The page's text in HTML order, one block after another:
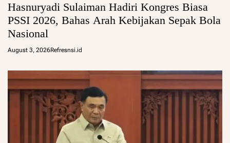
Hasnuryadi Sulaiman Hadiri Kongres Biasa
PSSI 2026, Bahas Arah Kebijakan Sepak Bola
Nasional
August 3, 2026Refresnsi.id